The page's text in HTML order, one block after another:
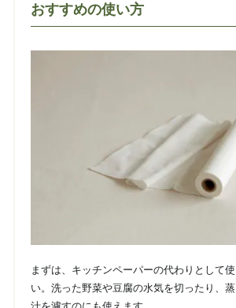
おすすめの使い方
まずは、キッチンペーパーの代わりとして
い。洗った野菜や豆腐の水気を切ったり、